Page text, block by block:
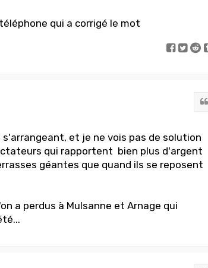
qui a corrigé le mot
s'arrangeant, et je ne vois pas de solution
qui rapportent bien plus d'argent
géantes que quand ils se reposent
a perdus à Mulsanne et Arnage qui